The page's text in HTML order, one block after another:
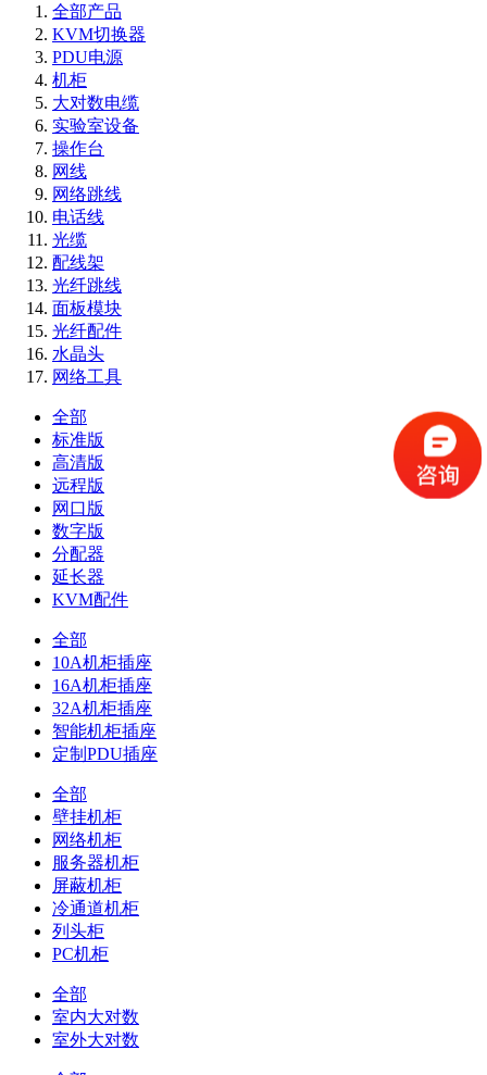
全部产品
KVM切换器
PDU电源
机柜
大对数电缆
实验室设备
操作台
网线
网络跳线
电话线
光缆
配线架
光纤跳线
面板模块
光纤配件
水晶头
网络工具
全部
标准版
高清版
远程版
网口版
数字版
分配器
延长器
KVM配件
全部
10A机柜插座
16A机柜插座
32A机柜插座
智能机柜插座
定制PDU插座
全部
壁挂机柜
网络机柜
服务器机柜
屏蔽机柜
冷通道机柜
列头柜
PC机柜
全部
室内大对数
室外大对数